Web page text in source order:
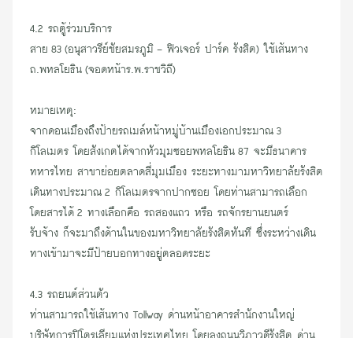
4.2 รถตู้ร่วมบริการ
สาย 83 (อนุสาวรีย์ชัยสมรภูมิ - ฟิวเจอร์ ปาร์ค รังสิต) ใช้เส้นทาง
ถ.พหลโยธิน (จอดหน้าร.พ.ราชวิถี)
หมายเหตุ:
จากดอนเมืองถึงป้ายรถเมล์หน้าหมู่บ้านเมืองเอกประมาณ 3
กิโลเมตร โดยสังเกตได้จากหัวมุมซอยพหลโยธิน 87 จะมีธนาคาร
ทหารไทย สาขาย่อยตลาดสี่มุมเมือง ระยะทางมามหาวิทยาลัยรังสิต
เดินทางประมาณ 2 กิโลเมตรจากปากซอย โดยท่านสามารถเลือก
โดยสารได้ 2 ทางเลือกคือ รถสองแถว หรือ รถจักรยานยนตร์
รับจ้าง ก็จะมาถึงด้านในของมหาวิทยาลัยรังสิตทันที ซึ่งระหว่างเดิน
ทางเข้ามาจะมีป้ายบอกทางอยู่ตลอดระยะ
4.3 รถยนต์ส่วนตัว
ท่านสามารถใช้เส้นทาง Tollway ด่านหน้าอาคารสำนักงานใหญ่